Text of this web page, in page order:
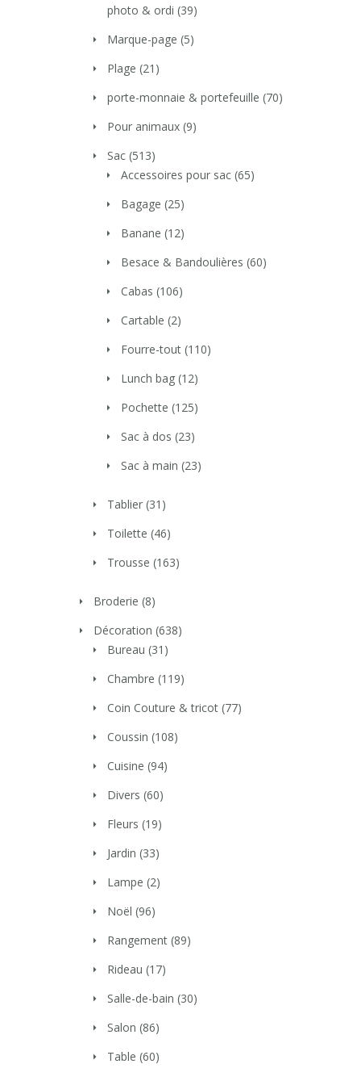
photo & ordi (39)
Marque-page (5)
Plage (21)
porte-monnaie & portefeuille (70)
Pour animaux (9)
Sac (513)
Accessoires pour sac (65)
Bagage (25)
Banane (12)
Besace & Bandoulières (60)
Cabas (106)
Cartable (2)
Fourre-tout (110)
Lunch bag (12)
Pochette (125)
Sac à dos (23)
Sac à main (23)
Tablier (31)
Toilette (46)
Trousse (163)
Broderie (8)
Décoration (638)
Bureau (31)
Chambre (119)
Coin Couture & tricot (77)
Coussin (108)
Cuisine (94)
Divers (60)
Fleurs (19)
Jardin (33)
Lampe (2)
Noël (96)
Rangement (89)
Rideau (17)
Salle-de-bain (30)
Salon (86)
Table (60)